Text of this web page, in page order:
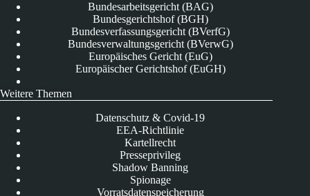
Bundesarbeitsgericht (BAG)
Bundesgerichtshof (BGH)
Bundesverfassungsgericht (BVerfG)
Bundesverwaltungsgericht (BVerwG)
Europäisches Gericht (EuG)
Europäischer Gerichtshof (EuGH)
Weitere Themen
Datenschutz & Covid-19
EEA-Richtlinie
Kartellrecht
Presseprivileg
Shadow Banning
Spionage
Vorratsdatenspeicherung